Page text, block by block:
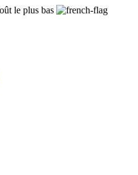
le plus bas